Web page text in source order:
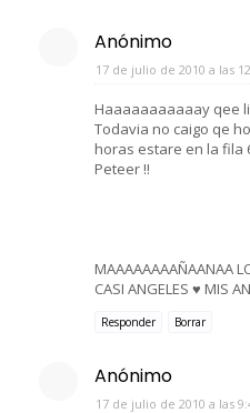
Anónimo
17 de julio de 2010 a las
Haaaaaaaaaaay qee
Todavia no caigo qe
horas estare en la fila
Peteer !!
MAAAAAAAAÑAANAA
CASI ANGELES ♥ MIS
Responder Borrar
Anónimo
17 de julio de 2010 a las